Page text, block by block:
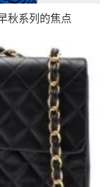
秋系列的焦点